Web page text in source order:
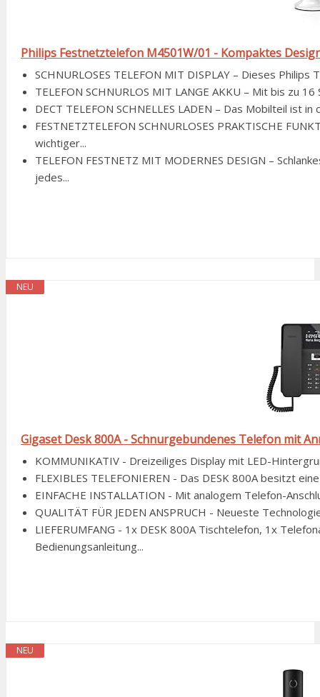
Philips Festnetztelefon M4501W/01 - Kompaktes
SCHNURLOSES TELEFON MIT DISPLAY – Dieses
TELEFON SCHNURLOS MIT LANGE AKKU – Mit bis zu
DECT TELEFON SCHNELLES LADEN – Das Mobilteil ist
FESTNETZTELEFON SCHNURLOSES PRAKTISCHE
wichtiger...
TELEFON FESTNETZ MIT MODERNES DESIGN –
jedes...
NEU
Gigaset Desk 800A - Schnurgebundenes Telefon mit
KOMMUNIKATIV - Dreizeiliges Display mit LED-
FLEXIBLES TELEFONIEREN - Das DESK 800A besitzt
EINFACHE INSTALLATION - Mit analogem Telefon-
QUALITÄT FÜR JEDEN ANSPRUCH - Neueste
LIEFERUMFANG - 1x DESK 800A Tischtelefon, 1x
Bedienungsanleitung...
NEU